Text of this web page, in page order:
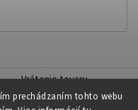
prechádzaním tohto webu
Vrátenie tovaru